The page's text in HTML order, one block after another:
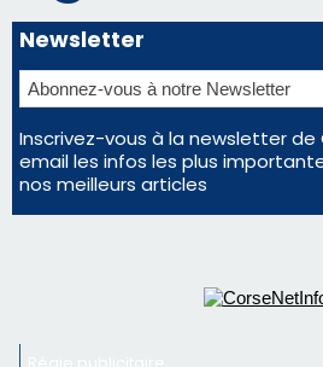
Newsletter
Inscrivez-vous à la newsletter de
email les infos les plus
nos meilleurs articles